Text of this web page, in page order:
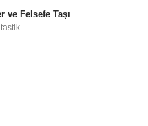
ve Felsefe Taşı